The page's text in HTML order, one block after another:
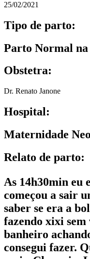
25/02/2021
Tipo de parto:
Parto Normal na
Obstetra:
Dr. Renato Janone
Hospital:
Maternidade
Relato de parto:
As 14h30min eu
começou a sair
saber se era a
fazendo xixi
banheiro
consegui fazer.